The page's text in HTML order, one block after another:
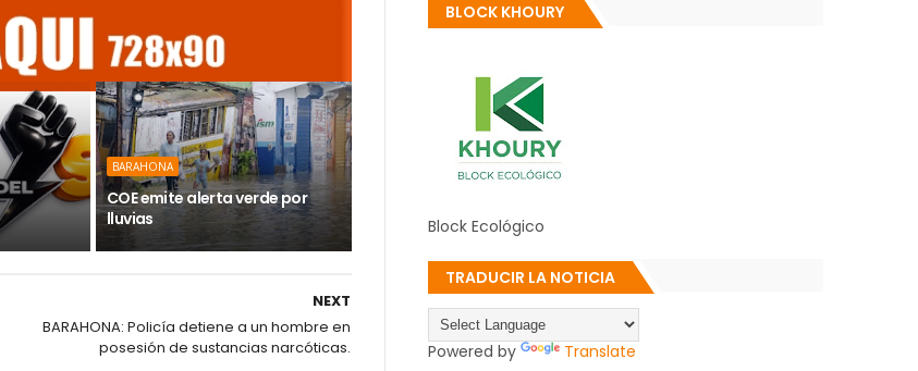
BARAHONA
COE emite alerta verde por
lluvias
NEXT
BARAHONA: Policía detiene a un hombre en
posesión de sustancias narcóticas.
BLOCK KHOURY
Block Ecológico
TRADUCIR LA NOTICIA
Powered by Translate